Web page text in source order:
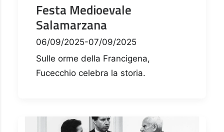
Festa Medioevale
Salamarzana
06/09/2025-07/09/2025
Sulle orme della Francigena,
Fucecchio celebra la storia.